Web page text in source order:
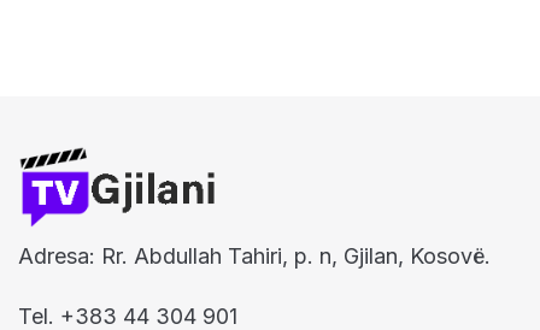
Adresa: Rr. Abdullah Tahiri, p. n, Gjilan, Kosovë.
Tel. +383 44 304 901